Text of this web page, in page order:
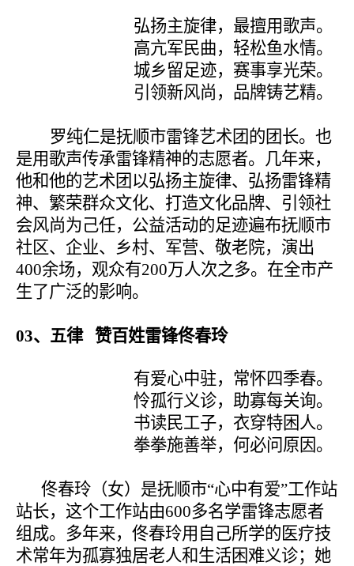
弘扬主旋律，最擅用歌声。
高亢军民曲，轻松鱼水情。
城乡留足迹，赛事享光荣。
引领新风尚，品牌铸艺精。
罗纯仁是抚顺市雷锋艺术团的团长。也
是用歌声传承雷锋精神的志愿者。几年来，
他和他的艺术团以弘扬主旋律、弘扬雷锋精
神、繁荣群众文化、打造文化品牌、引领社
会风尚为己任，公益活动的足迹遍布抚顺市
社区、企业、乡村、军营、敬老院，演出
400余场，观众有200万人次之多。在全市产
生了广泛的影响。
03、五律 赞百姓雷锋佟春玲
有爱心中驻，常怀四季春。
怜孤行义诊，助寡每关询。
书读民工子，衣穿特困人。
拳拳施善举，何必问原因。
佟春玲（女）是抚顺市“心中有爱”工作站
站长，这个工作站由600多名学雷锋志愿者
组成。多年来，佟春玲用自己所学的医疗技
术常年为孤寡独居老人和生活困难义诊；她